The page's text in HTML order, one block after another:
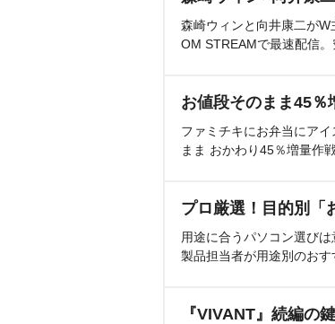
森崎ウィンと向井康二が
OM STREAMで最速配信。
お値段そのまま45％
ファミチキにお弁当にア
まま おかわり45％増量作
プロ厳選！目的別「
用途に合うパソコン選び
製品担当者が用途別のおす
『VIVANT』続編の